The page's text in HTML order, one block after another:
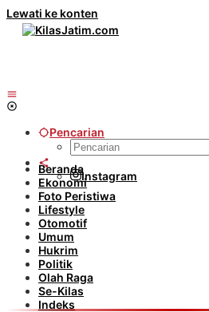
Lewati ke konten
Pencarian
Instagram
Beranda
Ekonomi
Foto Peristiwa
Lifestyle
Otomotif
Umum
Hukrim
Politik
Olah Raga
Se-Kilas
Indeks